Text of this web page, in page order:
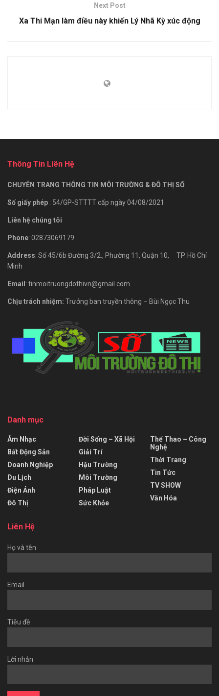
Next Post
Xa Thi Mạn làm điều này khiến Lý Nhã Kỳ xúc động
Thông Tin Liên Hệ
CHUYÊN TRANG THÔNG TIN MÔI TRƯỜNG & ĐÔ THỊ SỐ
Số giấy phép : 54/GP-STTTT cấp ngày 04/08/2021
Liên hệ chúng tôi
Phone: 02873069179
Address: Số 45/6b Đường 3/2., Phường 11, Quận 10, TP. Hồ Chí
Minh
Email: tinmoitruongdothivn@gmail.com
Chịu trách nhiệm: Trưởng ban truyền thông – Bùi Ngọc Thu
Danh mục
Âm Nhạc
Bất Động Sản
Doanh Nghiệp
Du Lịch
Điện Ảnh
Đô Thị
Đời Sống – Xã Hội
Giải Trí
Hậu Trường
Môi Trường
Pháp Luật
Sức Khỏe
Thể Thao – Công
Nghệ
Thời Trang
Tin Tức
TV SHOW
Văn Hóa
Liên Hệ
Họ và tên
Email
Tiêu đề
Lời nhắn